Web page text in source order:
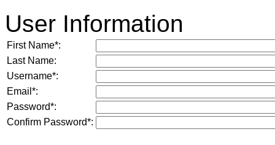
User Information
First Name*:
Last Name:
Username*:
Email *:
Password*:
Confirm Password*: